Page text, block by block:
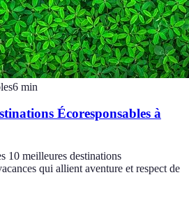
6 min
Écoresponsables à
10 meilleures destinations
qui allient aventure et respect de